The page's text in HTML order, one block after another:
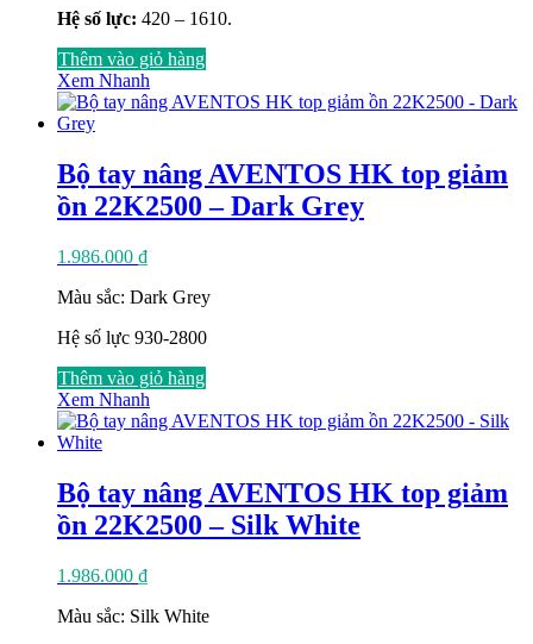
Hệ số lực: 420 – 1610.
Thêm vào giỏ hàng
Xem Nhanh
Bộ tay nâng AVENTOS HK top giảm
ồn 22K2500 – Dark Grey
1.986.000 ₫
Màu sắc: Dark Grey
Hệ số lực 930-2800
Thêm vào giỏ hàng
Xem Nhanh
Bộ tay nâng AVENTOS HK top giảm
ồn 22K2500 – Silk White
1.986.000 ₫
Màu sắc: Silk White